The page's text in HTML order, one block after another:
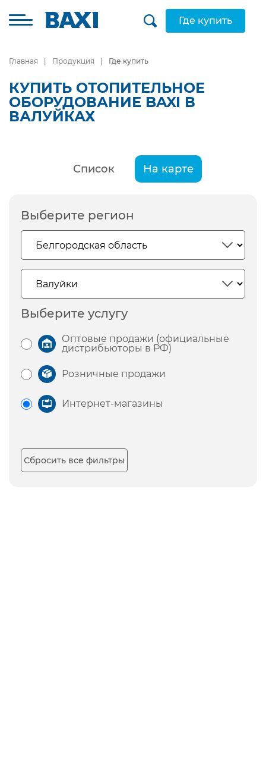
Где купить
Главная Продукция Где купить
КУПИТЬ ОТОПИТЕЛЬНОЕ
ОБОРУДОВАНИЕ BAXI В
ВАЛУЙКАХ
Список На карте
Выберите регион
Выберите услугу
Оптовые продажи (официальные
дистрибьюторы в РФ)
Розничные продажи
Интернет-магазины
Сбросить все фильтры